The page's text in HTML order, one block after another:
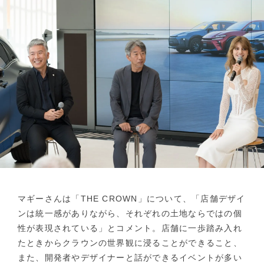
マギーさんは「THE CROWN」について、「店舗デザイ
ンは統一感がありながら、それぞれの土地ならではの個
性が表現されている」とコメント。店舗に一歩踏み入れ
たときからクラウンの世界観に浸ることができること、
また、開発者やデザイナーと話ができるイベントが多い